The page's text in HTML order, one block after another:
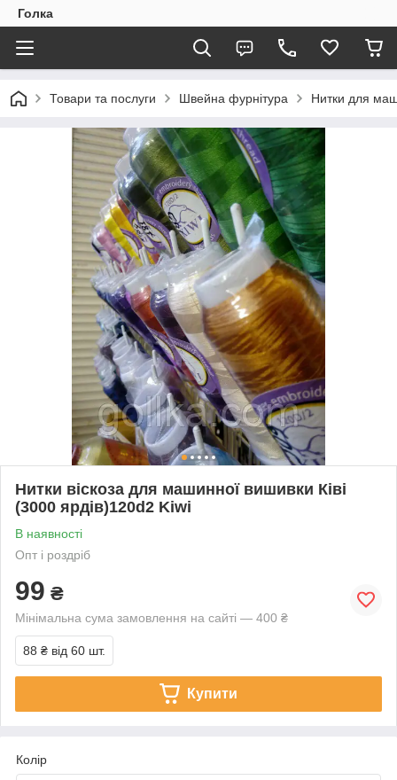
Голка
Товари та послуги Швейна фурнітура Нитки для
Нитки віскоза для машинної вишивки Ківі
(3000 ярдів)120d2 Kiwi
В наявності
Опт і роздріб
99 ₴
Мінімальна сума замовлення на сайті — 400 ₴
88 ₴ від 60 шт.
Купити
Колір